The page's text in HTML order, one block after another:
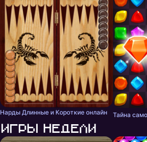
Нарды Длинные и Короткие онлайн
Игры недели